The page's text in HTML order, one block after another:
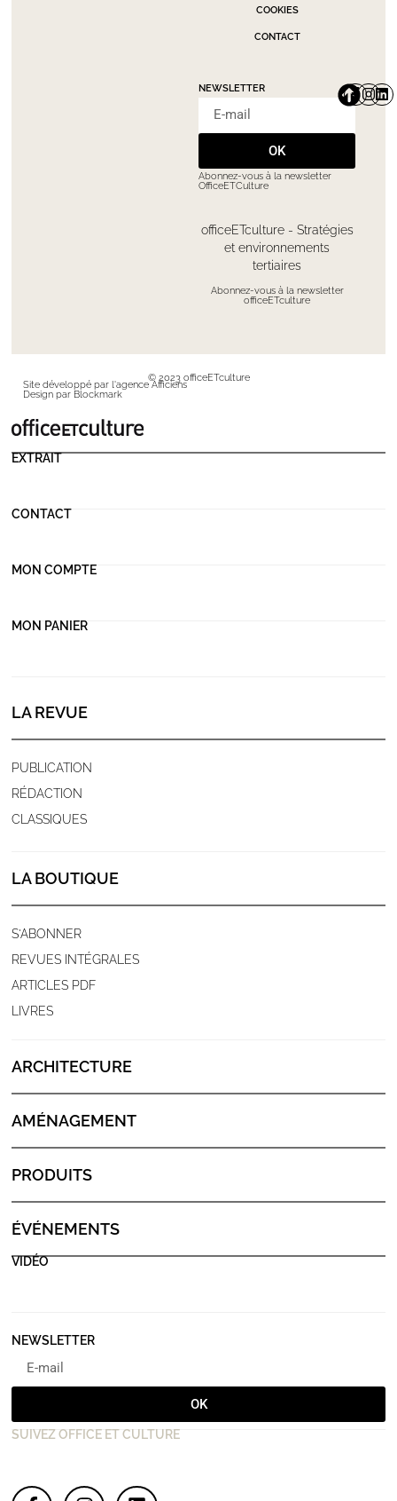
COOKIES
CONTACT
NEWSLETTER
OK
Abonnez-vous à la newsletter
OfficeETCulture
officeETculture - Stratégies
et environnements
tertiaires
Abonnez-vous à la newsletter
officeETculture
© 2023 officeETculture
Site développé par l'agence Afficiens
Design par Blockmark
EXTRAIT
CONTACT
MON COMPTE
MON PANIER
LA REVUE
PUBLICATION
RÉDACTION
CLASSIQUES
LA BOUTIQUE
S'ABONNER
REVUES INTÉGRALES
ARTICLES PDF
LIVRES
ARCHITECTURE
AMÉNAGEMENT
PRODUITS
ÉVÉNEMENTS
VIDÉO
NEWSLETTER
OK
SUIVEZ OFFICE ET CULTURE